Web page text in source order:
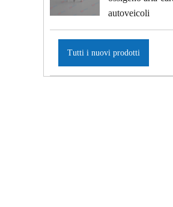
autoveicoli
Tutti i nuovi prodotti